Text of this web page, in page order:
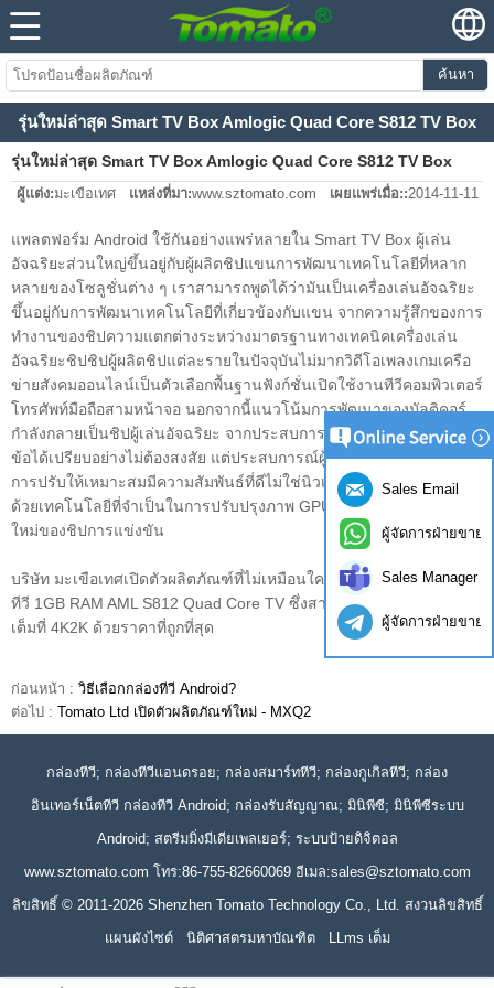
ค้นหา
รุ่นใหม่ล่าสุด Smart TV Box Amlogic Quad Core S812 TV Box
รุ่นใหม่ล่าสุด Smart TV Box Amlogic Quad Core S812 TV Box
ผู้แต่ง:มะเขือเทศ แหล่งที่มา:www.sztomato.com เผยแพร่เมื่อ::2014-11-11
แพลตฟอร์ม Android ใช้กันอย่างแพร่หลายใน Smart TV Box ผู้เล่น
อัจฉริยะส่วนใหญ่ขึ้นอยู่กับผู้ผลิตชิปแขนการพัฒนาเทคโนโลยีที่หลาก
หลายของโซลูชั่นต่าง ๆ เราสามารถพูดได้ว่ามันเป็นเครื่องเล่นอัจฉริยะ
ขึ้นอยู่กับการพัฒนาเทคโนโลยีที่เกี่ยวข้องกับแขน จากความรู้สึกของการ
ทำงานของชิปความแตกต่างระหว่างมาตรฐานทางเทคนิคเครื่องเล่น
อัจฉริยะชิปชิปผู้ผลิตชิปแต่ละรายในปัจจุบันไม่มากวิดีโอเพลงเกมเครือ
ข่ายสังคมออนไลน์เป็นตัวเลือกพื้นฐานฟังก์ชั่นเปิดใช้งานทีวีคอมพิวเตอร์
โทรศัพท์มือถือสามหน้าจอ นอกจากนี้แนวโน้มการพัฒนาของมัลติคอร์
กำลังกลายเป็นชิปผู้เล่นอัจฉริยะ จากประสบการณ์ของผู้ใช้มัลติคอร์จะมี
ข้อได้เปรียบอย่างไม่ต้องสงสัย แต่ประสบการณ์ผู้ใช้และซอฟต์แวร์หลัง
การปรับให้เหมาะสมมีความสัมพันธ์ที่ดีไม่ใช่นิวเคลียร์ที่ดีกว่า นอกจากนี้
ด้วยเทคโนโลยีที่จำเป็นในการปรับปรุงภาพ GPU จะกลายเป็นจุดสนใจ
ใหม่ของชิปการแข่งขัน
บริษัท มะเขือเทศเปิดตัวผลิตภัณฑ์ที่ไม่เหมือนใคร TM8C มันเป็นกล่อง
ทีวี 1GB RAM AML S812 Quad Core TV ซึ่งสามารถถอดรหัสได้อย่าง
เต็มที่ 4K2K ด้วยราคาที่ถูกที่สุด
ก่อนหน้า : วิธีเลือกกล่องทีวี Android?
ต่อไป : Tomato Ltd เปิดตัวผลิตภัณฑ์ใหม่ - MXQ2
กล่องทีวี; กล่องทีวีแอนดรอย; กล่องสมาร์ททีวี; กล่องกูเกิลทีวี; กล่อง
อินเทอร์เน็ตทีวี กล่องทีวี Android; กล่องรับสัญญาณ; มินิพีซี; มินิพีซีระบบ
Android; สตรีมมิ่งมีเดียเพลเยอร์; ระบบป้ายดิจิตอล
www.sztomato.com โทร:86-755-82660069 อีเมล:sales@sztomato.com
ลิขสิทธิ์ © 2011-2026 Shenzhen Tomato Technology Co., Ltd. สงวนลิขสิทธิ์
แผนผังไซต์
นิติศาสตรมหาบัณฑิต LLms เต็ม
Sales Email
ผู้จัดการฝ่ายขาย
Sales Manager
ผู้จัดการฝ่ายขาย